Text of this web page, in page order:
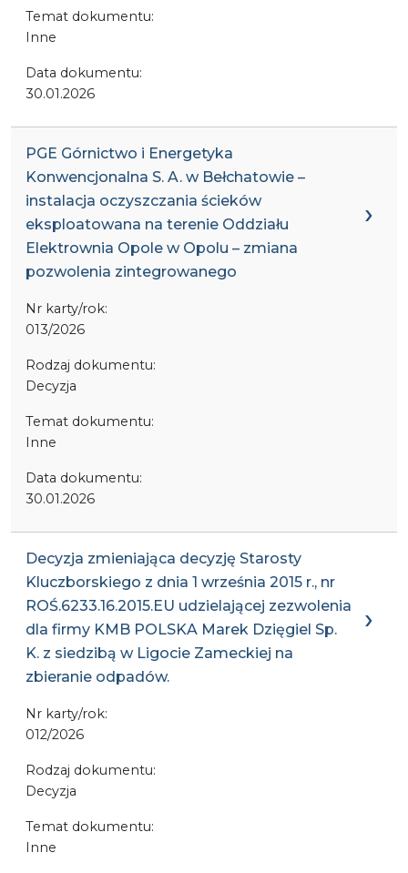
Temat dokumentu:
Inne
Data dokumentu:
30.01.2026
PGE Górnictwo i Energetyka
Konwencjonalna S. A. w Bełchatowie –
instalacja oczyszczania ścieków
eksploatowana na terenie Oddziału
Elektrownia Opole w Opolu – zmiana
pozwolenia zintegrowanego
Nr karty/rok:
013/2026
Rodzaj dokumentu:
Decyzja
Temat dokumentu:
Inne
Data dokumentu:
30.01.2026
Decyzja zmieniająca decyzję Starosty
Kluczborskiego z dnia 1 września 2015 r., nr
ROŚ.6233.16.2015.EU udzielającej zezwolenia
dla firmy KMB POLSKA Marek Dzięgiel Sp.
K. z siedzibą w Ligocie Zameckiej na
zbieranie odpadów.
Nr karty/rok:
012/2026
Rodzaj dokumentu:
Decyzja
Temat dokumentu:
Inne